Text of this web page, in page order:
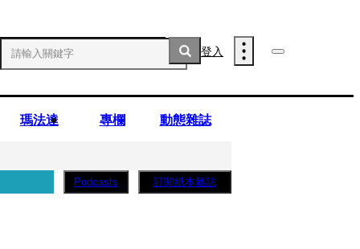
登入
瑪法達 專欄 動態雜誌
Podcasts 訂閱紙本雜誌